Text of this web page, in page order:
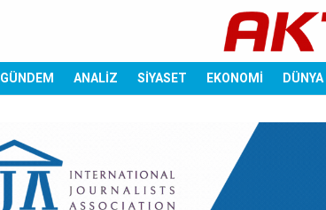
GÜNDEM ANALİZ SİYASET EKONOMİ DÜNYA